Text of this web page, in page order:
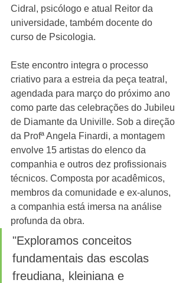
Cidral, psicólogo e atual Reitor da
universidade, também docente do
curso de Psicologia.
Este encontro integra o processo
criativo para a estreia da peça teatral,
agendada para março do próximo ano
como parte das celebrações do Jubileu
de Diamante da Univille. Sob a direção
da Profª Angela Finardi, a montagem
envolve 15 artistas do elenco da
companhia e outros dez profissionais
técnicos. Composta por acadêmicos,
membros da comunidade e ex-alunos,
a companhia está imersa na análise
profunda da obra.
"Exploramos conceitos
fundamentais das escolas
freudiana, kleiniana e